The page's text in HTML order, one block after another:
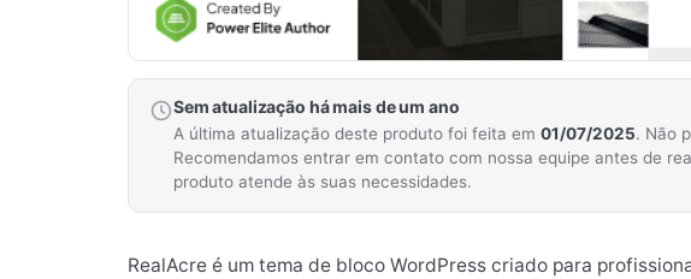
Sem atualização há mais de um ano
A última atualização deste produto foi feita em 01/07/2025. Não
Recomendamos entrar em contato com nossa equipe antes de
produto atende às suas necessidades.
RealAcre é um tema de bloco WordPress criado para